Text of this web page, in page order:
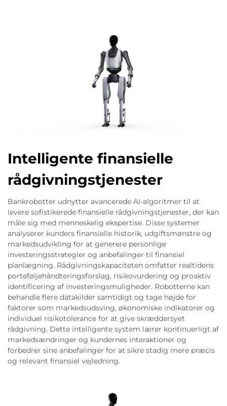
Intelligente finansielle
rådgivningstjenester
Bankrobotter udnytter avancerede AI-algoritmer til at
levere sofistikerede finansielle rådgivningstjenester, der kan
måle sig med menneskelig ekspertise. Disse systemer
analyserer kunders finansielle historik, udgiftsmønstre og
markedsudvikling for at generere personlige
investeringsstrategier og anbefalinger til finansiel
planlægning. Rådgivningskapaciteten omfatter realtidens
porteføljehåndteringsforslag, risikovurdering og proaktiv
identificering af investeringsmuligheder. Robotterne kan
behandle flere datakilder samtidigt og tage højde for
faktorer som markedsudsving, økonomiske indikatorer og
individuel risikotolerance for at give skræddersyet
rådgivning. Dette intelligente system lærer kontinuerligt af
markedsændringer og kundernes interaktioner og
forbedrer sine anbefalinger for at sikre stadig mere præcis
og relevant finansiel vejledning.